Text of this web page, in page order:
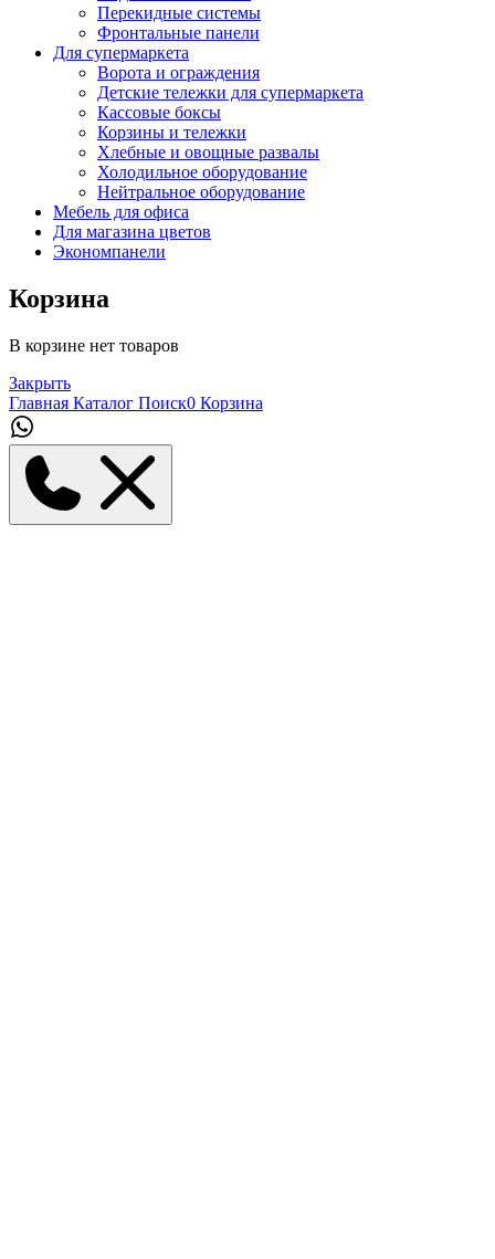
Перекидные системы
Фронтальные панели
Для супермаркета
Ворота и ограждения
Детские тележки для супермаркета
Кассовые боксы
Корзины и тележки
Хлебные и овощные развалы
Холодильное оборудование
Нейтральное оборудование
Мебель для офиса
Для магазина цветов
Экономпанели
Корзина
В корзине нет товаров
Закрыть
Главная Каталог Поиск0 Корзина